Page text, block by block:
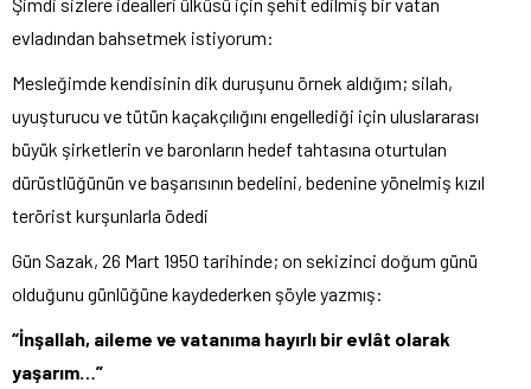
evladından bahsetmek istiyorum:
Mesleğimde kendisinin dik duruşunu örnek aldığım; silah,
uyuşturucu ve tütün kaçakçılığını engellediği için uluslararası
büyük şirketlerin ve baronların hedef tahtasına oturtulan
dürüstlüğünün ve başarısının bedelini, bedenine yönelmiş kızıl
terörist kurşunlarla ödedi
Gün Sazak, 26 Mart 1950 tarihinde; on sekizinci doğum günü
olduğunu günlüğüne kaydederken şöyle yazmış:
“İnşallah, aileme ve vatanıma hayırlı bir evlât olarak
yaşarım…”